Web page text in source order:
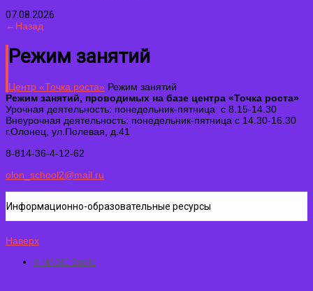
07.08.2026
←Назад
Режим занятий
Центр «Точка роста» Режим занятий
Режим занятий, проводимых на базе центра «Точка роста»
Урочная деятельность: понедельник-пятница с 8.15-14.30
Внеурочная деятельность: понедельник-пятница с 14.30-16.30
г.Олонец, ул.Полевая, д.41
8-814-36-4-12-62
olon_school2@mail.ru
Информационно-образовательные ресурсы
Наверх
© MAGIC Studio